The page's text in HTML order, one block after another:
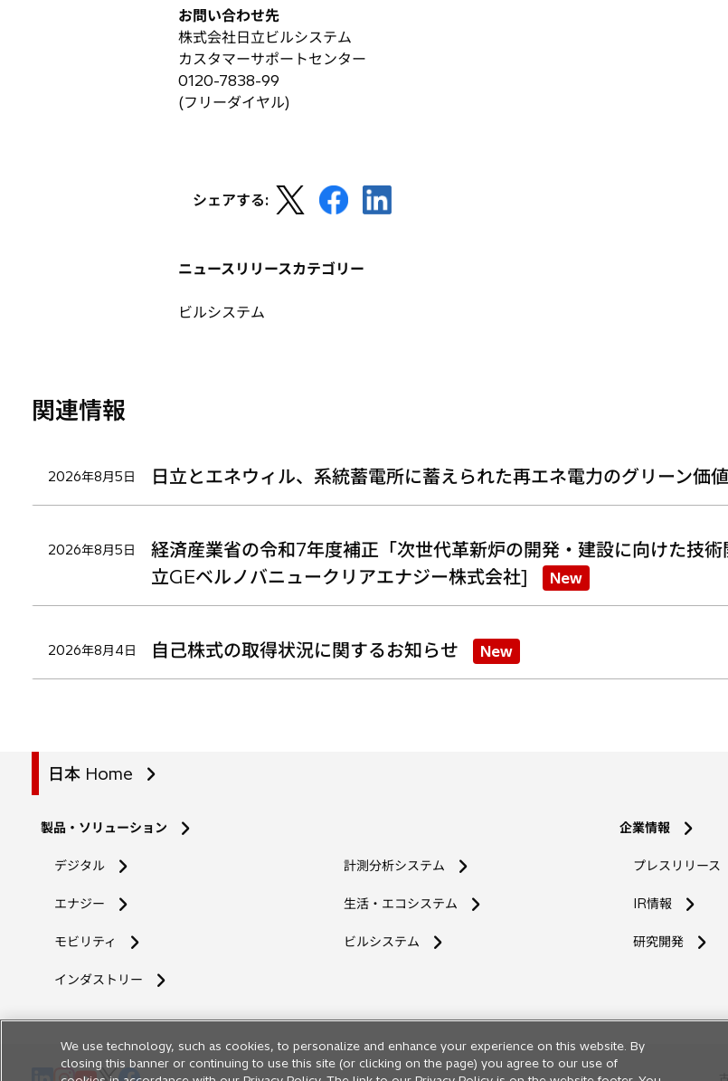
タ
ブ
で
開
く
い
タ
ブ
で
開
お問い合わせ先
株式会社日立ビルシステム
カスタマーサポートセンター
0120-7838-99
(フリーダイヤル)
シェアする:
し
タ
新
し
ニュースリリースカテゴリー
ビルシステム
関連情報
2026年8月5日 日立とエネウィル、系統蓄電所に蓄えられた再エネ電力のグリーン価
2026年8月5日
経済産業省の令和7年度補正「次世代革新炉の開発・建設に向けた技
立GEベルノバニュークリアエナジー株式会社]
New
2026年8月4日 自己株式の取得状況に関するお知らせ New
日本 Home
製品・ソリューション
デジタル
エナジー
モビリティ
インダストリー
計測分析システム
生活・エコシステム
ビルシステム
企業情報
プレスリリース
IR情報
研究開発新
ブ
新 新 新 新 新
We use technology, such as cookies, to personalize and enhance your experience on this website. By
closing this banner or continuing to use this site (or clicking on the page) you agree to our use of